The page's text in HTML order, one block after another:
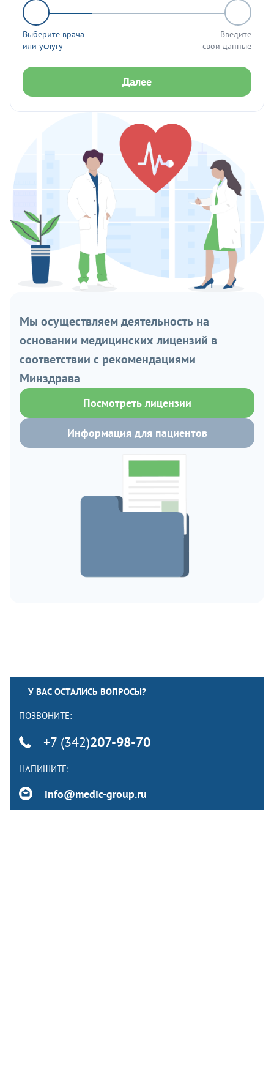
Выберите врача
или услугу
Введите
свои данные
Далее
Мы осуществляем деятельность на
основании медицинских лицензий в
соответствии с рекомендациями
Минздрава
Посмотреть лицензии
Информация для пациентов
У ВАС ОСТАЛИСЬ ВОПРОСЫ?
ПОЗВОНИТЕ:
+7 (342)207-98-70
НАПИШИТЕ:
info@medic-group.ru